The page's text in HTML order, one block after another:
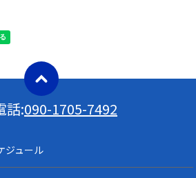
話:090-1705-7492
ュール